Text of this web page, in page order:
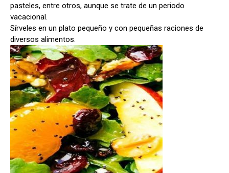
pasteles, entre otros, aunque se trate de un periodo
vacacional.
Sírveles en un plato pequeño y con pequeñas raciones de
diversos alimentos.